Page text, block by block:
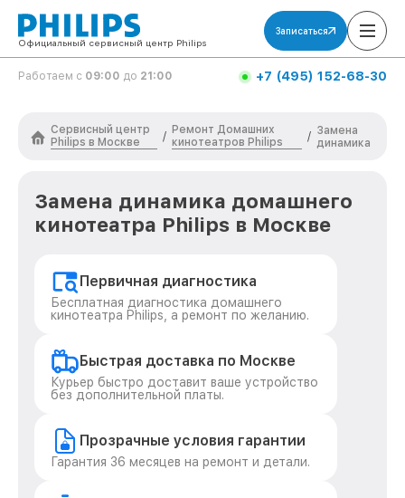
Официальный сервисный центр Philips
Записаться
Работаем с 09:00 до 21:00 +7 (495) 152-68-30
Сервисный центр
Philips в Москве
/
Ремонт Домашних
кинотеатров Philips
/ Замена
динамика
Замена динамика домашнего
кинотеатра Philips в Москве
Первичная диагностика
Бесплатная диагностика домашнего
кинотеатра Philips, а ремонт по желанию.
Быстрая доставка по Москве
Курьер быстро доставит ваше устройство
без дополнительной платы.
Прозрачные условия гарантии
Гарантия 36 месяцев на ремонт и детали.